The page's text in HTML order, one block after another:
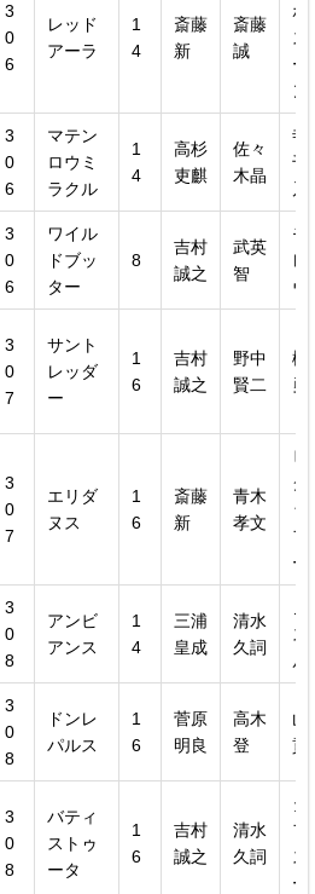
3
0
6
レッド
アーラ
1
4
斎藤
新
斎藤
誠
ホ
ス
ー
ン
3
0
6
マテン
ロウミ
ラクル
1
4
高杉
吏麒
佐々
木晶
寺
千
乃
3
0
6
ワイル
ドブッ
ター
8
吉村
誠之
武英
智
モ
レ
ヴ
3
0
7
サント
レッダ
ー
1
6
吉村
誠之
野中
賢二
橋
勇
3
0
7
エリダ
ヌス
1
6
斎藤
新
青木
孝文
ビ
グ
ッ
フ
ー
3
0
8
アンビ
アンス
1
4
三浦
皇成
清水
久詞
ス
ル
3
0
8
ドンレ
パルス
1
6
菅原
明良
高木
登
山
貢
3
0
8
バティ
ストゥ
ータ
1
6
吉村
誠之
清水
久詞
タ
フ
ス
ー